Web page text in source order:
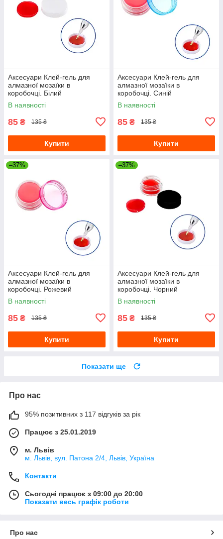
Аксесуари Клей-гель для
алмазної мозаїки в
коробочці. Білий
В наявності
85 ₴ 135 ₴
Купити
Аксесуари Клей-гель для
алмазної мозаїки в
коробочці. Синій
В наявності
85 ₴ 135 ₴
Купити
–37%
Аксесуари Клей-гель для
алмазної мозаїки в
коробочці. Рожевий
В наявності
85 ₴ 135 ₴
Купити
–37%
Аксесуари Клей-гель для
алмазної мозаїки в
коробочці. Чорний
В наявності
85 ₴ 135 ₴
Купити
Показати ще
Про нас
95% позитивних з 117 відгуків за рік
Працює з 25.01.2019
м. Львів
м. Львів, вул. Патона 2/4, Львів, Україна
Контакти
Сьогодні працює з 09:00 до 20:00
Показати весь графік роботи
Про нас